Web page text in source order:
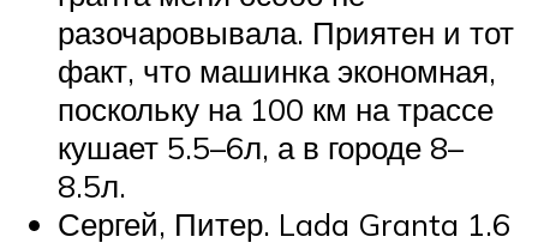
разочаровывала. Приятен и тот
факт, что машинка экономная,
поскольку на 100 км на трассе
кушает 5.5–6л, а в городе 8–
8.5л.
Сергей, Питер. Lada Granta 1.6